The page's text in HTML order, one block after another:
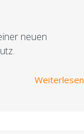
neuen
Weiterlesen